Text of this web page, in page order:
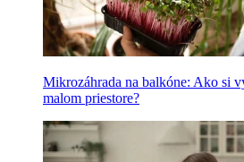
Mikrozáhrada na balkóne: Ako si
malom priestore?